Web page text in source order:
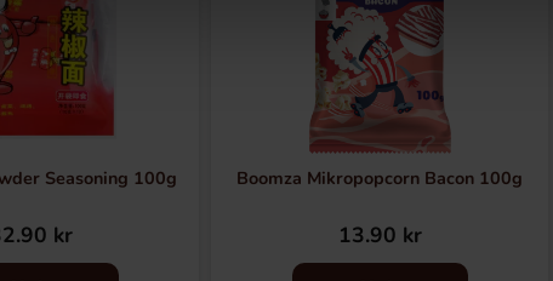
Seasoning 100g
kr
Boomza Mikropopcorn Bacon 100g
13.90 kr